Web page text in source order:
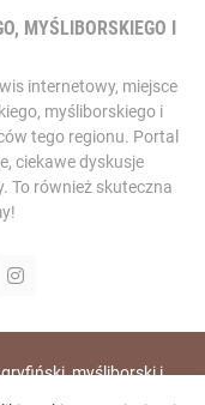
MYŚLIBORSKIEGO I
internetowy, miejsce
myśliborskiego i
tego regionu. Portal
ciekawe dyskusje
To również skuteczna
myśliborski i